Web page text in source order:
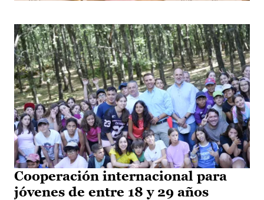
Cooperación internacional para
jóvenes de entre 18 y 29 años